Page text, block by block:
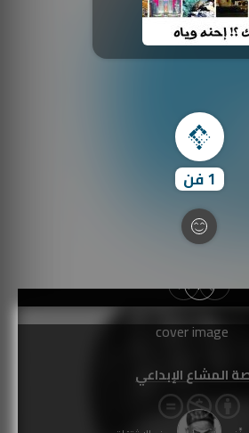
1فن
المشاع الإبداعي
SOUFIANE Abid